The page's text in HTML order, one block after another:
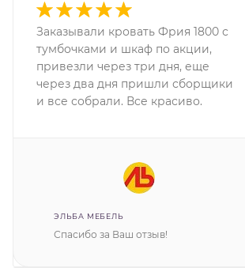
Заказывали кровать Фрия 1800 с
тумбочками и шкаф по акции,
привезли через три дня, еще
через два дня пришли сборщики
и все собрали. Все красиво.
ЭЛЬБА МЕБЕЛЬ
Спасибо за Ваш отзыв!